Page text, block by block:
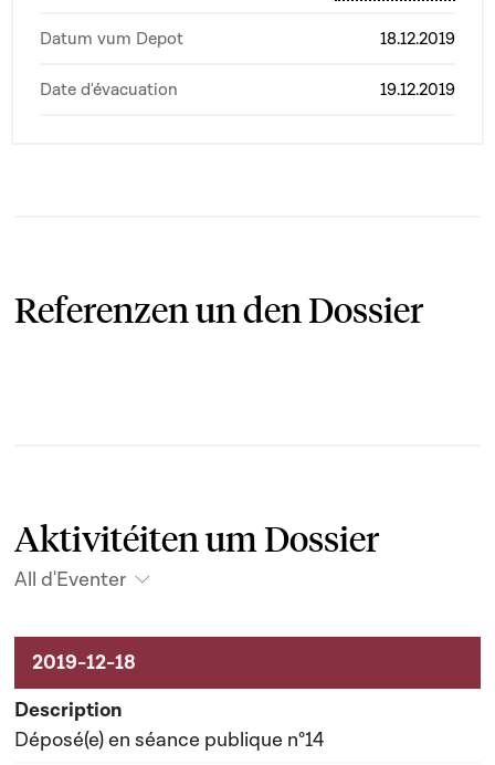
Datum vum Depot 18.12.2019
Date d'évacuation 19.12.2019
Referenzen un den Dossier
Aktivitéiten um Dossier
All d'Eventer
Aktivitéiten um Dossier
Déposé(e) en séance publique n°14